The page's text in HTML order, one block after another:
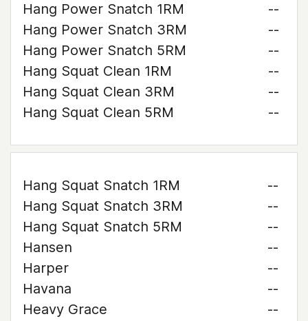
Hang Power Snatch 1RM
--
Hang Power Snatch 3RM
--
Hang Power Snatch 5RM
--
Hang Squat Clean 1RM
--
Hang Squat Clean 3RM
--
Hang Squat Clean 5RM
--
Hang Squat Snatch 1RM
--
Hang Squat Snatch 3RM
--
Hang Squat Snatch 5RM
--
Hansen
--
Harper
--
Havana
--
Heavy Grace
--